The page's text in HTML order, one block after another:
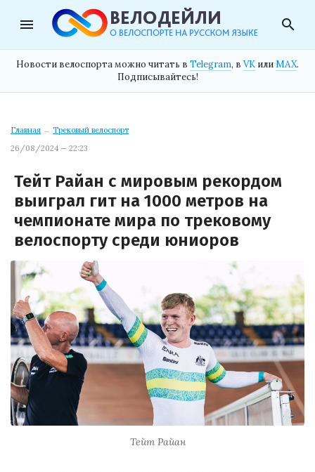
menu search
Новости велоспорта можно читать в Telegram, в VK илиMAX.
Подписывайтесь!
Главная → Трековый велоспорт
26/08/2024 — 22:23
Тейт Райан с мировым рекордом
выиграл гит на 1000 метров на
чемпионате мира по трековому
велоспорту среди юниоров
Тейт Райан